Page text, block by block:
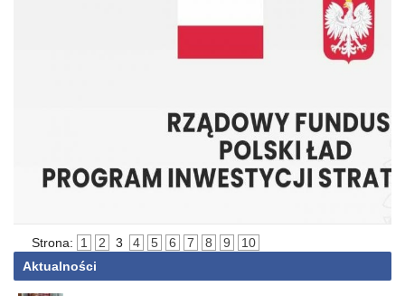
Strona: 1 2 3 4 5 6 7 8 9
10
Aktualności